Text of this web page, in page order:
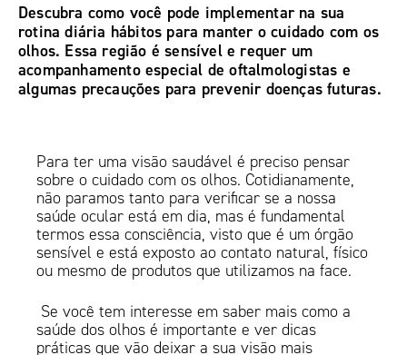
Descubra como você pode implementar na sua
rotina diária hábitos para manter o cuidado com os
olhos. Essa região é sensível e requer um
acompanhamento especial de oftalmologistas e
algumas precauções para prevenir doenças futuras.
Para ter uma visão saudável é preciso pensar
sobre o cuidado com os olhos. Cotidianamente,
não paramos tanto para verificar se a nossa
saúde ocular está em dia, mas é fundamental
termos essa consciência, visto que é um órgão
sensível e está exposto ao contato natural, físico
ou mesmo de produtos que utilizamos na face.
Se você tem interesse em saber mais como a
saúde dos olhos é importante e ver dicas
práticas que vão deixar a sua visão mais